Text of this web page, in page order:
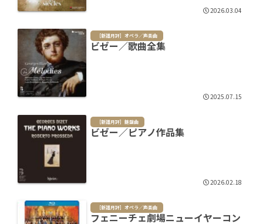
2026.03.04
［新譜月評］オペラ／声楽曲
ビゼー／歌曲全集
2025.07.15
［新譜月評］鍵盤曲
ビゼー／ピアノ作品集
2026.02.18
［新譜月評］オペラ／声楽曲
フェニーチェ劇場ニューイヤーコン